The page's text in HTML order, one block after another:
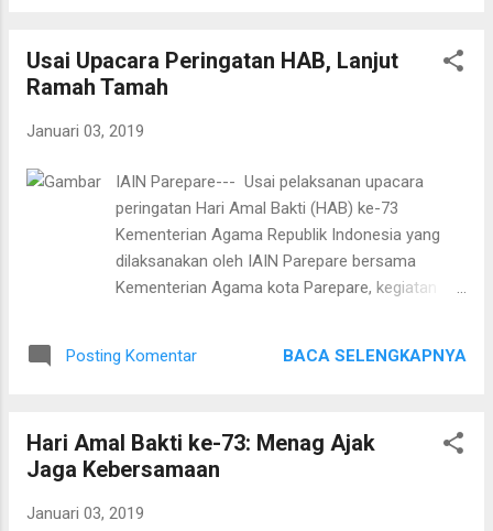
dan puluhan mahasiswa. Hadir narasumber Dr.
Abu Bakar Djuddah, M. Pd (Plt. Wakil Rektor III
Parepare), Dr. Muhammad Idris Usman, MA (Plt.
Kegiatan ini juga dirangkaikan dengan peringatan
maulid Nabi Muhammad Saw yang dilanjutkan
pada malam harinya (Selasa malam). Hikmah
maulid dibawakan oleh Dr. Hannani, M. Ag
(Dosen IAIN Parepare). Sekertaris Dewan
mengajak para peserta untuk menyimak dengan
Usai Upacara Peringatan HAB, Lanjut
Ramah Tamah
Januari 03, 2019
IAIN Parepare--- Usai pelaksanan upacara
peringatan Hari Amal Bakti (HAB) ke-73
Kementerian Agama Republik Indonesia yang
dilaksanakan oleh IAIN Parepare bersama
Kementerian Agama kota Parepare, kegiatan
Parepare. Rektor IAIN Parepare, Dr. Ahmad
hoax dan ujaran kebencian. Hal ini dikarenakan
maraknya berita-berita hoax yang tersebar
kebencian. Sementara Wakil Wali Kota Parepare,
Posting Komentar BACA SELENGKAPNYA
Hari Amal Bakti ke-73: Menag Ajak
Jaga Kebersamaan
Januari 03, 2019